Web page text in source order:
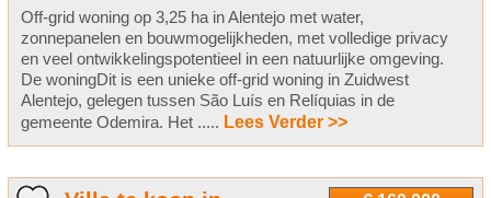
Off-grid woning op 3,25 ha in Alentejo met water,
zonnepanelen en bouwmogelijkheden, met volledige privacy
en veel ontwikkelingspotentieel in een natuurlijke omgeving.
De woningDit is een unieke off-grid woning in Zuidwest
Alentejo, gelegen tussen São Luís en Relíquias in de
gemeente Odemira. Het ..... Lees Verder >>